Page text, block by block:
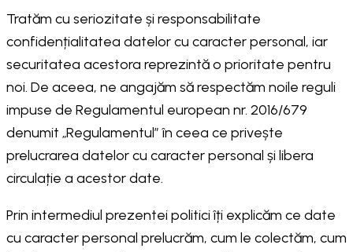
Tratăm cu seriozitate și responsabilitate
confidențialitatea datelor cu caracter personal, iar
securitatea acestora reprezintă o prioritate pentru
noi. De aceea, ne angajăm să respectăm noile reguli
impuse de Regulamentul european nr. 2016/679
denumit „Regulamentul” în ceea ce privește
prelucrarea datelor cu caracter personal și libera
circulație a acestor date.
Prin intermediul prezentei politici îți explicăm ce date
cu caracter personal prelucrăm, cum le colectăm, cum